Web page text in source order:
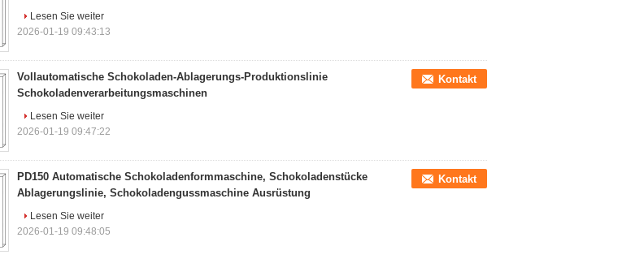
Lesen Sie weiter
2026-01-19 09:43:13
Vollautomatische Schokoladen-Ablagerungs-Produktionslinie
Schokoladenverarbeitungsmaschinen
Kontakt
Lesen Sie weiter
2026-01-19 09:47:22
PD150 Automatische Schokoladenformmaschine, Schokoladenstücke
Ablagerungslinie, Schokoladengussmaschine Ausrüstung
Kontakt
Lesen Sie weiter
2026-01-19 09:48:05